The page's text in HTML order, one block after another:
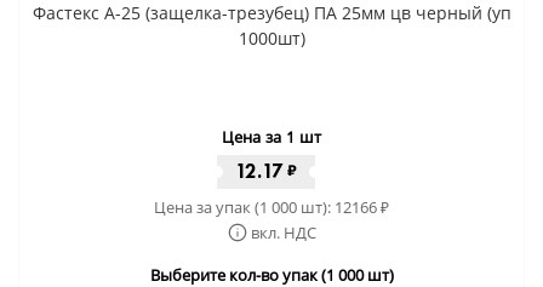
Фастекс A-25 (защелка-трезубец) ПА 25мм цв черный (уп
1000шт)
Цена за 1 шт
12.17 ₽
Цена за упак (1 000 шт): 12166₽
вкл. НДС
Выберите кол-во упак (1 000 шт)